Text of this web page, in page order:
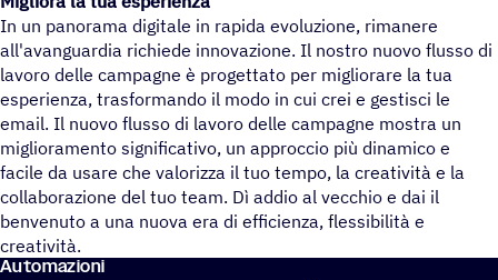
In un panorama digitale in rapida evoluzione, rimanere
all'avanguardia richiede innovazione. Il nostro nuovo flusso di
lavoro delle campagne è progettato per migliorare la tua
esperienza, trasformando il modo in cui crei e gestisci le
email. Il nuovo flusso di lavoro delle campagne mostra un
miglioramento significativo, un approccio più dinamico e
facile da usare che valorizza il tuo tempo, la creatività e la
collaborazione del tuo team. Dì addio al vecchio e dai il
benvenuto a una nuova era di efficienza, flessibilità e
creatività.
Auto­ma­zioni